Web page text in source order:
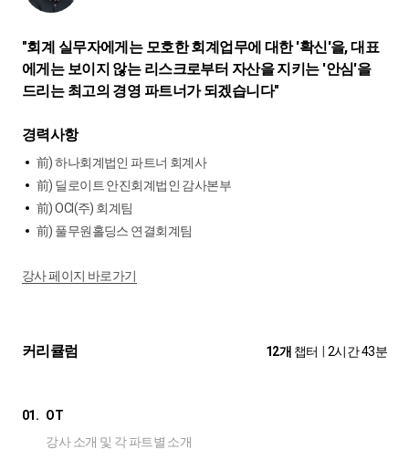
"회계 실무자에게는 모호한 회계업무에 대한 '확신'을, 대표
에게는 보이지 않는 리스크로부터 자산을 지키는 '안심'을
드리는 최고의 경영 파트너가 되겠습니다"
경력사항
前) 하나회계법인 파트너 회계사
前) 딜로이트 안진회계법인 감사본부
前) OCI(주) 회계팀
前) 풀무원홀딩스 연결회계팀
강사 페이지 바로가기
커리큘럼 12개 챕터 2시간 43분
01. OT
강사 소개 및 각 파트별 소개